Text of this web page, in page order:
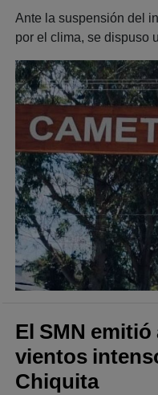
Ante la suspensión del
por el clima, se dispuso
El SMN
vientos
Chiquita